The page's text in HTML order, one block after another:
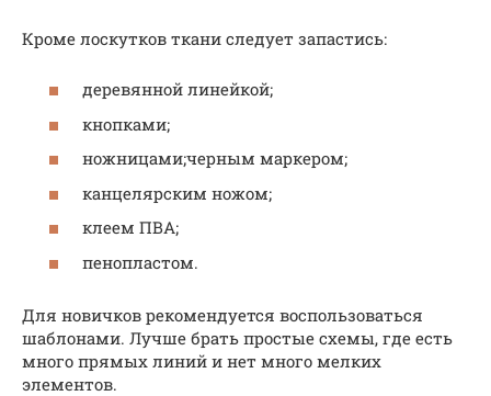
Кроме лоскутков ткани следует запастись:
деревянной линейкой;
кнопками;
ножницами;черным маркером;
канцелярским ножом;
клеем ПВА;
пенопластом.
Для новичков рекомендуется воспользоваться
шаблонами. Лучше брать простые схемы, где есть
много прямых линий и нет много мелких
элементов.